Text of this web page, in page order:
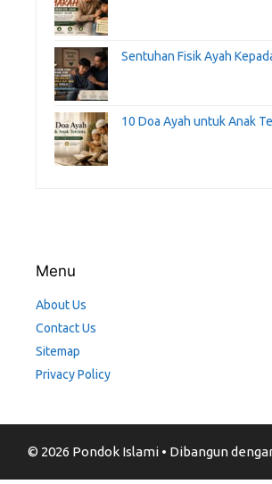
Sentuhan Fisik Ayah
10 Doa Ayah untuk Anak
Menu
About Us
Contact Us
Sitemap
Privacy Policy
© 2026 Pondok Islami• Dibangun